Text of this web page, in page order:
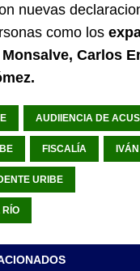
nuevas
como los
Carlos
AUDIIENCIA DE
FISCALÍA
URIBE
RÍO